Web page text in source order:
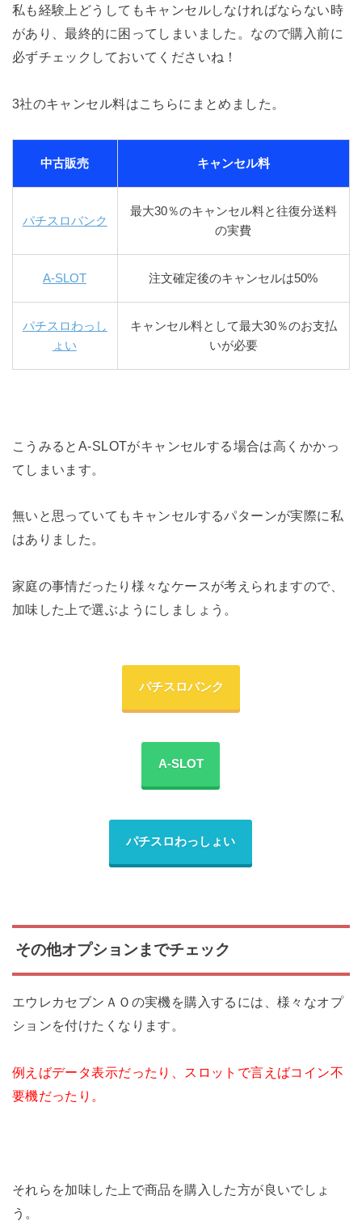
私も経験上どうしてもキャンセルしなければならない時
があり、最終的に困ってしまいました。なので購入前に
必ずチェックしておいてくださいね！
3社のキャンセル料はこちらにまとめました。
中古販売 キャンセル料
パチスロバンク
最大30％のキャンセル料と往復分送料
の実費
A-SLOT 注文確定後のキャンセルは50%
パチスロわっし
ょい
キャンセル料として最大30％のお支払
いが必要
こうみるとA-SLOTがキャンセルする場合は高くかかっ
てしまいます。
無いと思っていてもキャンセルするパターンが実際に私
はありました。
家庭の事情だったり様々なケースが考えられますので、
加味した上で選ぶようにしましょう。
パチスロバンク
A-SLOT
パチスロわっしょい
その他オプションまでチェック
エウレカセブンＡＯの実機を購入するには、様々なオプ
ションを付けたくなります。
例えばデータ表示だったり、スロットで言えばコイン不
要機だったり。
それらを加味した上で商品を購入した方が良いでしょ
う。